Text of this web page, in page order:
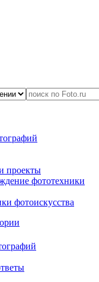
проекты
фототехники
фотоискусства